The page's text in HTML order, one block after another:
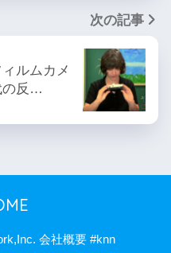
次の記事
ルムカメ
の反…
会社概要 #knn